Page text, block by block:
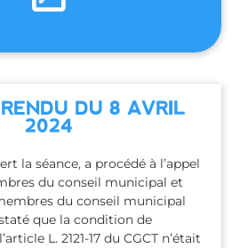
DU 8 AVRIL
2024
la séance, a procédé à l’appel
du conseil municipal et
du conseil municipal
que la condition de
L. 2121-17 du CGCT n’était